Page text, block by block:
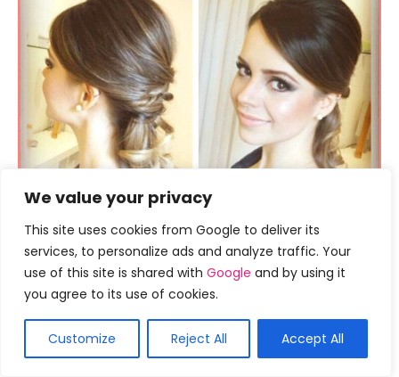
We value your privacy
This site uses cookies from Google to deliver its
services, to personalize ads and analyze traffic. Your
use of this site is shared with Google and by using it
you agree to its use of cookies.
Customize Reject All Accept All